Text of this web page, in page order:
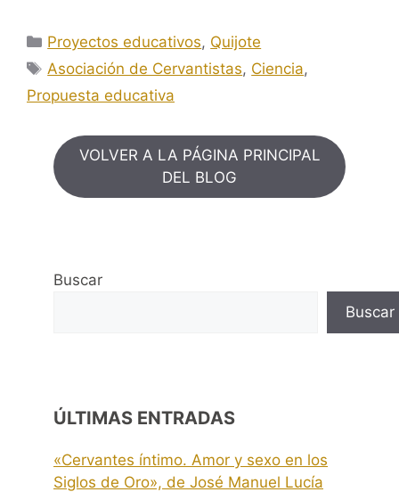
Categorías
Proyectos educativos, Quijote
Etiquetas
Asociación de Cervantistas, Ciencia,
Propuesta educativa
VOLVER A LA PÁGINA PRINCIPAL
DEL BLOG
Buscar
Buscar
ÚLTIMAS ENTRADAS
«Cervantes íntimo. Amor y sexo en los
Siglos de Oro», de José Manuel Lucía